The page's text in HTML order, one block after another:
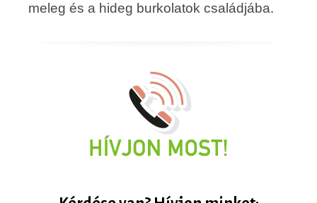
meleg és a hideg burkolatok családjába.